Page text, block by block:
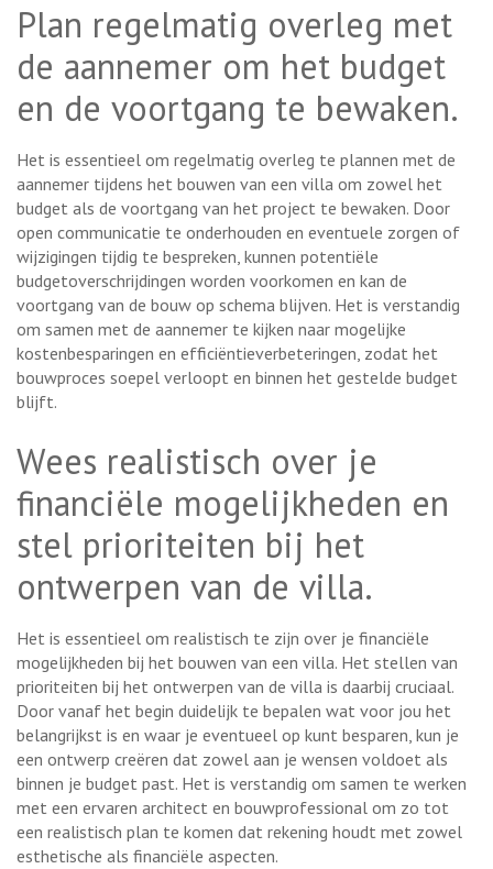
Plan regelmatig overleg met
de aannemer om het budget
en de voortgang te bewaken.
Het is essentieel om regelmatig overleg te plannen met de
aannemer tijdens het bouwen van een villa om zowel het
budget als de voortgang van het project te bewaken. Door
open communicatie te onderhouden en eventuele zorgen of
wijzigingen tijdig te bespreken, kunnen potentiële
budgetoverschrijdingen worden voorkomen en kan de
voortgang van de bouw op schema blijven. Het is verstandig
om samen met de aannemer te kijken naar mogelijke
kostenbesparingen en efficiëntieverbeteringen, zodat het
bouwproces soepel verloopt en binnen het gestelde budget
blijft.
Wees realistisch over je
financiële mogelijkheden en
stel prioriteiten bij het
ontwerpen van de villa.
Het is essentieel om realistisch te zijn over je financiële
mogelijkheden bij het bouwen van een villa. Het stellen van
prioriteiten bij het ontwerpen van de villa is daarbij cruciaal.
Door vanaf het begin duidelijk te bepalen wat voor jou het
belangrijkst is en waar je eventueel op kunt besparen, kun je
een ontwerp creëren dat zowel aan je wensen voldoet als
binnen je budget past. Het is verstandig om samen te werken
met een ervaren architect en bouwprofessional om zo tot
een realistisch plan te komen dat rekening houdt met zowel
esthetische als financiële aspecten.